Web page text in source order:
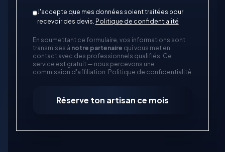
J'accepte que mes données soient traitées pour
recevoir des devis. Politique de confidentialité
En soumettant ce formulaire, vos informations sont
transmises à notre partenaire qui vous met en
contact avec des professionnels qualifiés. Ce
service est gratuit — nous percevons une
commission d'affiliation. Politique de confidentialité
Réserve ton artisan ce mois